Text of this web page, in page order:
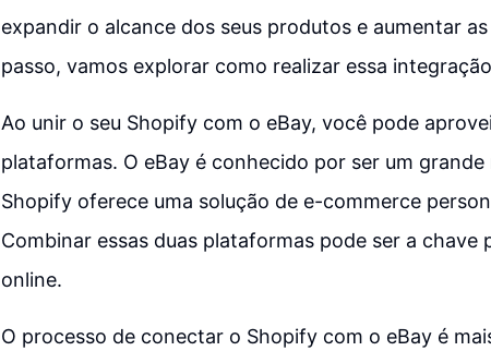
expandir o alcance dos seus produtos e aumentar
passo, vamos explorar como realizar essa
Ao unir o seu Shopify com o eBay, você pode
plataformas. O eBay é conhecido por ser um
Shopify oferece uma solução de e-commerce
Combinar essas duas plataformas pode ser a chave
online.
O processo de conectar o Shopify com o eBay é